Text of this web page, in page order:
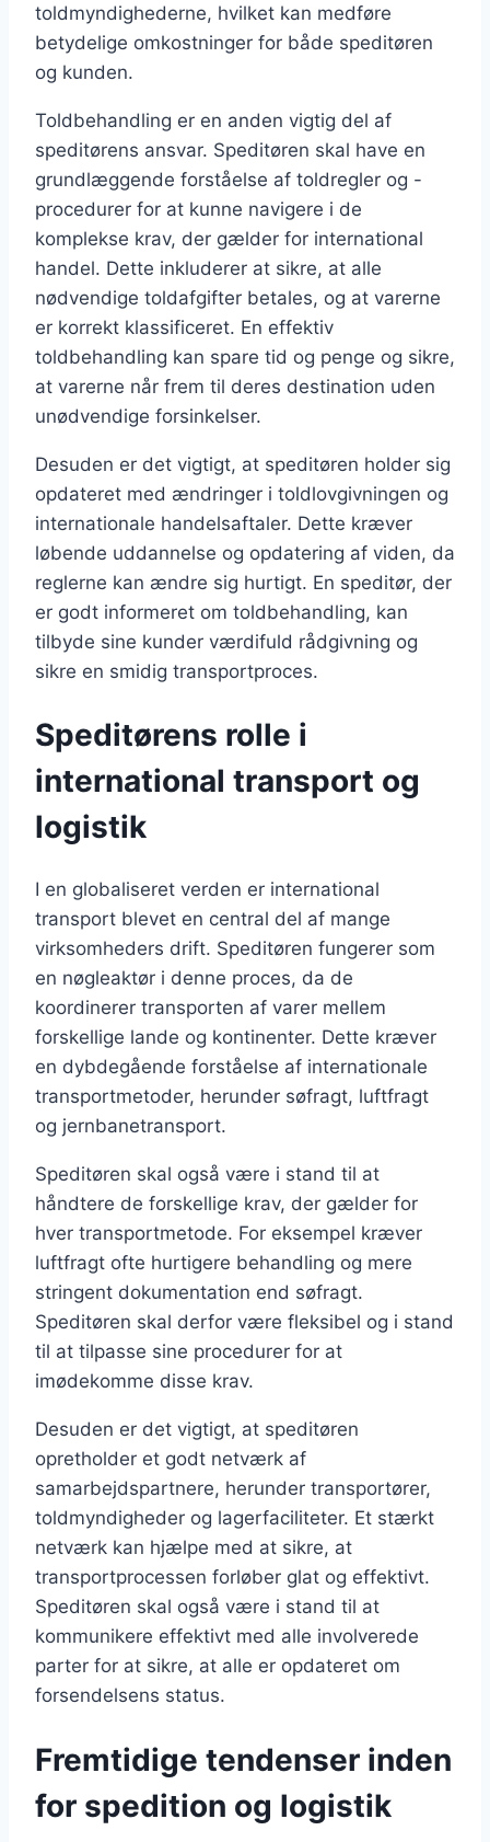
toldmyndighederne, hvilket kan medføre
betydelige omkostninger for både speditøren
og kunden.
Toldbehandling er en anden vigtig del af
speditørens ansvar. Speditøren skal have en
grundlæggende forståelse af toldregler og -
procedurer for at kunne navigere i de
komplekse krav, der gælder for international
handel. Dette inkluderer at sikre, at alle
nødvendige toldafgifter betales, og at varerne
er korrekt klassificeret. En effektiv
toldbehandling kan spare tid og penge og sikre,
at varerne når frem til deres destination uden
unødvendige forsinkelser.
Desuden er det vigtigt, at speditøren holder sig
opdateret med ændringer i toldlovgivningen og
internationale handelsaftaler. Dette kræver
løbende uddannelse og opdatering af viden, da
reglerne kan ændre sig hurtigt. En speditør, der
er godt informeret om toldbehandling, kan
tilbyde sine kunder værdifuld rådgivning og
sikre en smidig transportproces.
Speditørens rolle i
international transport og
logistik
I en globaliseret verden er international
transport blevet en central del af mange
virksomheders drift. Speditøren fungerer som
en nøgleaktør i denne proces, da de
koordinerer transporten af varer mellem
forskellige lande og kontinenter. Dette kræver
en dybdegående forståelse af internationale
transportmetoder, herunder søfragt, luftfragt
og jernbanetransport.
Speditøren skal også være i stand til at
håndtere de forskellige krav, der gælder for
hver transportmetode. For eksempel kræver
luftfragt ofte hurtigere behandling og mere
stringent dokumentation end søfragt.
Speditøren skal derfor være fleksibel og i stand
til at tilpasse sine procedurer for at
imødekomme disse krav.
Desuden er det vigtigt, at speditøren
opretholder et godt netværk af
samarbejdspartnere, herunder transportører,
toldmyndigheder og lagerfaciliteter. Et stærkt
netværk kan hjælpe med at sikre, at
transportprocessen forløber glat og effektivt.
Speditøren skal også være i stand til at
kommunikere effektivt med alle involverede
parter for at sikre, at alle er opdateret om
forsendelsens status.
Fremtidige tendenser inden
for spedition og logistik